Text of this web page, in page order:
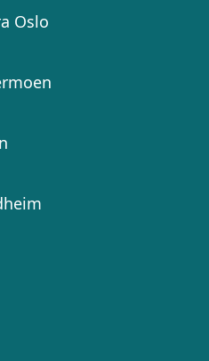
Osloer kostnadsfri
og det er ingen